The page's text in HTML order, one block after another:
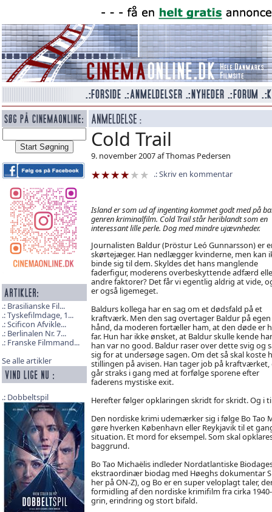
Brasilianske Fil...
Tyskefilmdage, 1...
Scificon Afvikle...
Berlinalen Nr. 7...
Franske Filmmand...
Se alle artikler
Dobbeltspil
Cold Trail
9. november 2007 af Thomas Pedersen
Skriv en kommentar
Island er som ud af ingenting kommet godt med på
genren kriminalfilm. Cold Trail står heriblandt som en
interessant lille perle. Dog med mindre ujævnheder.
Journalisten Baldur (Þröstur Leó Gunnarsson) er
skørtejæger. Han nedlægger kvinderne, men kan
binde sig til dem. Skyldes det hans manglende
faderfigur, moderens overbeskyttende adfærd
andre faktorer? Det får vi egentlig aldrig at vide,
er også ligemeget.
Baldurs kollega har en sag om et dødsfald på et
kraftværk. Men den sag overtager Baldur på egen
hånd, da moderen fortæller ham, at den døde er
far. Hun har ikke ønsket, at Baldur skulle kende
han var no good. Baldur raser over dette svig og
sig for at undersøge sagen. Om det så skal koste
stillingen på avisen. Han tager job på kraftværket,
går straks i gang med at forfølge sporene efter
faderens mystiske exit.
Herefter følger opklaringen skridt for skridt. Og
Den nordiske krimi udemærker sig i følge Bo Tao
gøre hverken København eller Reykjavik til et
situation. Et mord for eksempel. Som skal
baggrund.
Bo Tao Michaëlis indleder Nordatlantiske
ekstraordinær biodag med Høeghs dokumentar
her på ON-Z), og Bo er en super veloplagt taler,
formidling af den nordiske krimifilm fra cirka
grin, erindring og stort bifald.